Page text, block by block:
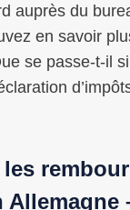
auprès du
en savoir
se passe-t-il
Allemagne